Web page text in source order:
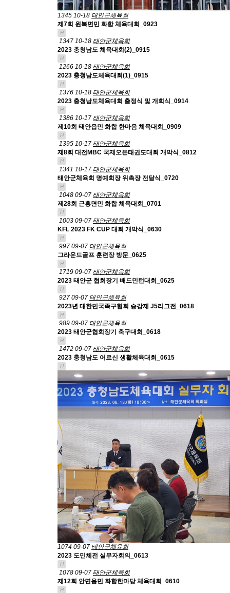
1345 10-18 태안군체육회
제7회 원북면민 화합 체육대회_0923
H
1347 10-18 태안군체육회
2023 충청남도 체육대회(2)_0915
H
1266 10-18 태안군체육회
2023 충청남도체육대회(1)_0915
H
1376 10-18 태안군체육회
2023 충청남도체육대회 출정식 및 개회식_0914
H
1386 10-17 태안군체육회
제10회 태안읍민 화합 한마음 체육대회_0909
H
1395 10-17 태안군체육회
제8회 대전MBC 국제오픈태권도대회 개막식_0812
H
1341 10-17 태안군체육회
태안군체육회 명예회장 위촉장 전달식_0720
H
1048 09-07 태안군체육회
제28회 근흥면민 화합 체육대회_0701
H
1003 09-07 태안군체육회
KFL 2023 FK CUP 대회 개막식_0630
H
997 09-07 태안군체육회
그라운드골프 훈련장 방문_0625
H
1719 09-07 태안군체육회
2023 태안군 협회장기 배드민턴대회_0625
H
927 09-07 태안군체육회
2023년 대한민국족구협회 승강제 J5리그전_0618
H
989 09-07 태안군체육회
2023 태안군협회장기 축구대회_0618
H
1472 09-07 태안군체육회
2023 충청남도 어르신 생활체육대회_0615
H
1074 09-07 태안군체육회
2023 도민체전 실무자회의_0613
H
1078 09-07 태안군체육회
제12회 안면읍민 화합한마당 체육대회_0610
H